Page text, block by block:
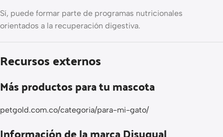
Sí, puede formar parte de programas nutricionales
orientados a la recuperación digestiva.
Recursos externos
Más productos para tu mascota
petgold.com.co/categoria/para-mi-gato/